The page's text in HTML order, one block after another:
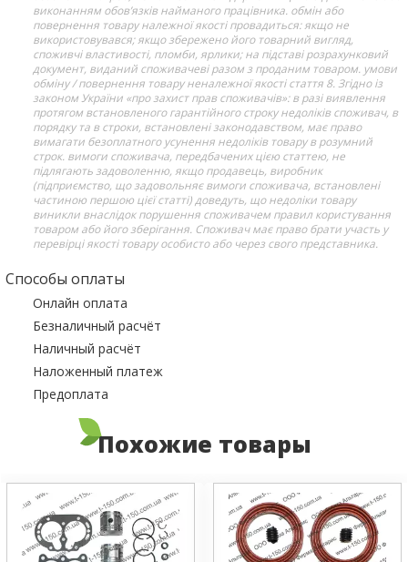
виконанням обов’язків найманого працівника. обмін або
повернення товару належної якості провадиться: якщо не
використовувався; якщо збережено його товарний вигляд,
споживчі властивості, пломби, ярлики; на підставі розрахунковий
документ, виданий споживачеві разом з проданим товаром. умови
обміну / повернення товару неналежної якості стаття 8. Згідно із
законом України «про захист прав споживачів»: в разі виявлення
протягом встановленого гарантійного строку недоліків споживач, в
порядку та в строки, встановлені законодавством, має право
вимагати безоплатного усунення недоліків товару в розумний
строк. вимоги споживача, передбачених цією статтею, не
підлягають задоволенню, якщо продавець, виробник
(підприємство, що задовольняє вимоги споживача, встановлені
частиною першою цієї статті) доведуть, що недоліки товару
виникли внаслідок порушення споживачем правил користування
товаром або його зберігання. Споживач має право брати участь у
перевірці якості товару особисто або через свого представника.
Способы оплаты
Онлайн оплата
Безналичный расчёт
Наличный расчёт
Наложенный платеж
Предоплата
Похожие товары